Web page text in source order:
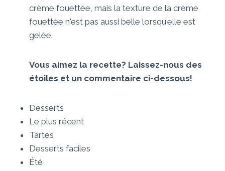
crème fouettée, mais la texture de la crème
fouettée n'est pas aussi belle lorsqu'elle est
gelée.
Vous aimez la recette? Laissez-nous des
étoiles et un commentaire ci-dessous!
Desserts
Le plus récent
Tartes
Desserts faciles
Été